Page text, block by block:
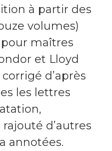
à partir des
volumes)
maîtres
et Lloyd
d’après
les lettres
d’autres
annotées.